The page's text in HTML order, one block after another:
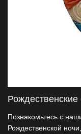
Рождественские
Познакомьтесь с
Рождественской